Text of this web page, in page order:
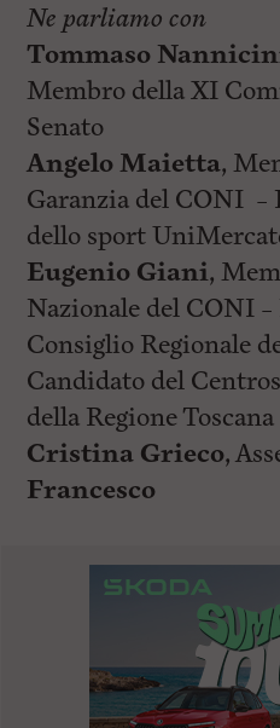
Ne parliamo con
Tommaso
Membro della XI
Senato
Angelo Maietta,
Garanzia del CONI
dello sport
Eugenio Giani,
Nazionale del CONI
Consiglio Regionale
Candidato del
della Regione Toscana
Cristina Grieco,
Francesco